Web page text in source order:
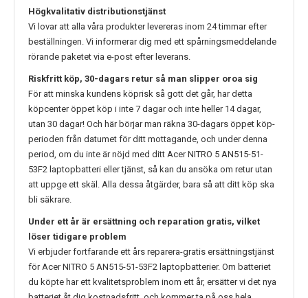
Högkvalitativ distributionstjänst
Vi lovar att alla våra produkter levereras inom 24 timmar efter
beställningen. Vi informerar dig med ett spårningsmeddelande
rörande paketet via e-post efter leverans.
Riskfritt köp, 30-dagars retur så man slipper oroa sig
För att minska kundens köprisk så gott det går, har detta
köpcenter öppet köp i inte 7 dagar och inte heller 14 dagar,
utan 30 dagar! Och här börjar man räkna 30-dagars öppet köp-
perioden från datumet för ditt mottagande, och under denna
period, om du inte är nöjd med ditt Acer NITRO 5 AN515-51-
53F2 laptopbatteri eller tjänst, så kan du ansöka om retur utan
att uppge ett skäl. Alla dessa åtgärder, bara så att ditt köp ska
bli säkrare.
Under ett år är ersättning och reparation gratis, vilket
löser tidigare problem
Vi erbjuder fortfarande ett års reparera-gratis ersättningstjänst
förAcer NITRO 5 AN515-51-53F2 laptopbatterier. Om batteriet
du köpte har ett kvalitetsproblem inom ett år, ersätter vi det nya